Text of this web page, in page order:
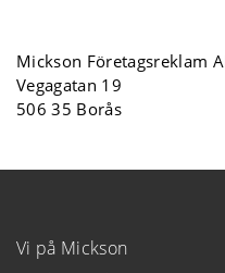
Mickson Företagsreklam
Vegagatan 19
506 35 Borås
Vi på Mickson